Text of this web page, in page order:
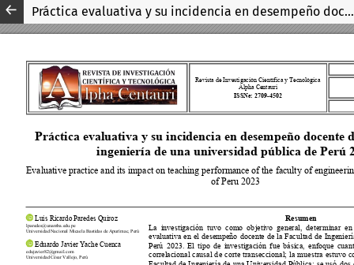
Práctica evaluativa y su incidencia en desempeño docente de la facultad de ingeniería de una universidad pública de Perú 2023